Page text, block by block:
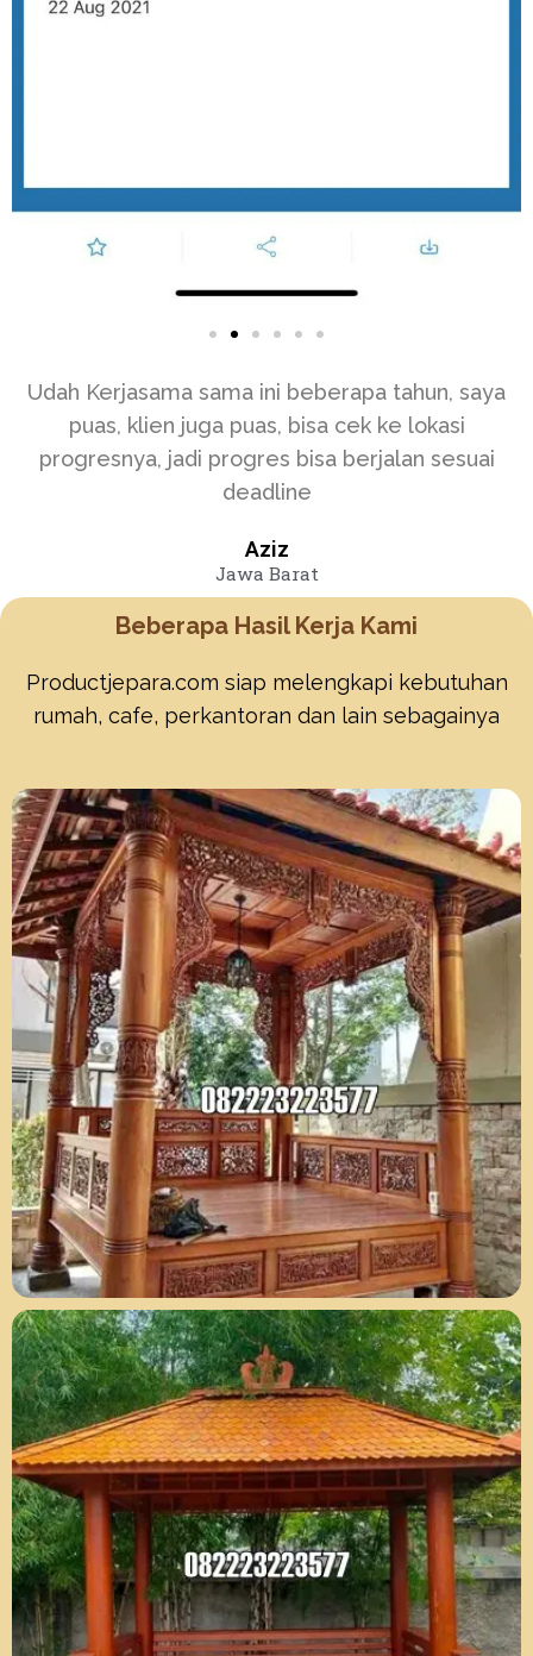
Udah Kerjasama sama ini beberapa tahun, saya
puas, klien juga puas, bisa cek ke lokasi
progresnya, jadi progres bisa berjalan sesuai
deadline
Aziz
Jawa Barat
Beberapa Hasil Kerja Kami
Productjepara.com siap melengkapi kebutuhan
rumah, cafe, perkantoran dan lain sebagainya